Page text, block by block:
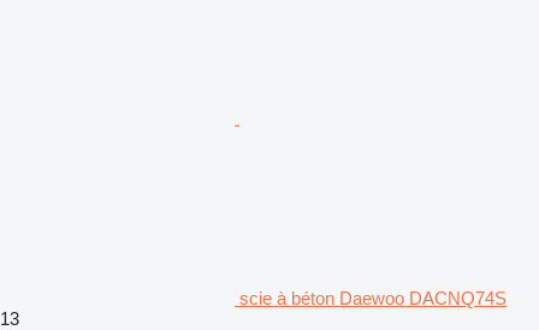
scie à béton Daewoo DACNQ74S
13